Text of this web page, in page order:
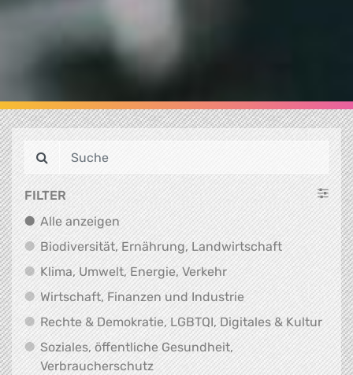
FILTER
Alle anzeigenAlle anzeigen
Biodiversität, Ernährung, Landwirtschaft
Klima, Umwelt, Energie, VerkehrKlima, Umwelt,
Wirtschaft, Finanzen und IndustrieWirtschaft,
Rechte & Demokratie, LGBTQI, Digitales & Kultur
Soziales, öffentliche Gesundheit,
VerbraucherschutzSoziales, öffentliche Gesundheit,